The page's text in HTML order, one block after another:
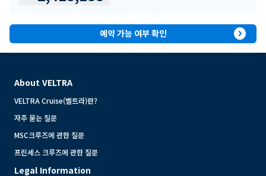
예약 가능 여부 확인 expand_circle_right
About VELTRA
VELTRA Cruise(벨트라)란?
자주 묻는 질문
MSC크루즈에 관한 질문
프린세스 크루즈에 관한 질문
Legal Information